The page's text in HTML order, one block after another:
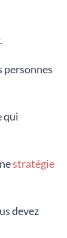
personnes
qui
stratégie
devez